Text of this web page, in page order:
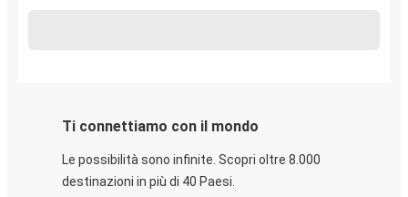
Ti connettiamo con il mondo
Le possibilità sono infinite. Scopri oltre 8.000
destinazioni in più di 40 Paesi.